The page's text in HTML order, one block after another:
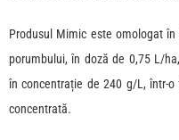
Produsul Mimic este omologat
porumbului, în doză de 0,75 L/
în concentrație de 240 g/L, într-o
concentrată.